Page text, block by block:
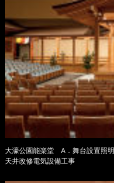
大濠公園能楽堂 A．舞台設置
天井改修電気設備工事